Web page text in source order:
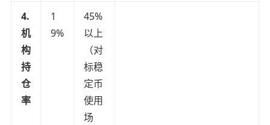
4.
机
构
持
仓
率
1
9%
45%
以上
（对
标稳
定币
使用
场